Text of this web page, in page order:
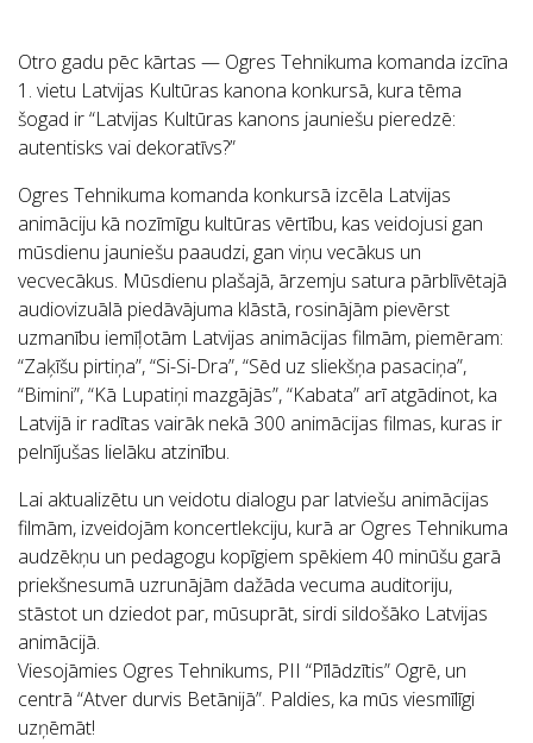
Otro gadu pēc kārtas — Ogres Tehnikuma komanda izcīna
1. vietu Latvijas Kultūras kanona konkursā, kura tēma
šogad ir “Latvijas Kultūras kanons jauniešu pieredzē:
autentisks vai dekoratīvs?”
Ogres Tehnikuma komanda konkursā izcēla Latvijas
animāciju kā nozīmīgu kultūras vērtību, kas veidojusi gan
mūsdienu jauniešu paaudzi, gan viņu vecākus un
vecvecākus. Mūsdienu plašajā, ārzemju satura pārblīvētajā
audiovizuālā piedāvājuma klāstā, rosinājām pievērst
uzmanību iemīļotām Latvijas animācijas filmām, piemēram:
“Zaķīšu pirtiņa”, “Si-Si-Dra”, “Sēd uz sliekšņa pasaciņa”,
“Bimini”, “Kā Lupatiņi mazgājās”, “Kabata” arī atgādinot, ka
Latvijā ir radītas vairāk nekā 300 animācijas filmas, kuras ir
pelnījušas lielāku atzinību.
Lai aktualizētu un veidotu dialogu par latviešu animācijas
filmām, izveidojām koncertlekciju, kurā ar Ogres Tehnikuma
audzēkņu un pedagogu kopīgiem spēkiem 40 minūšu garā
priekšnesumā uzrunājām dažāda vecuma auditoriju,
stāstot un dziedot par, mūsuprāt, sirdi sildošāko Latvijas
animācijā.
Viesojāmies Ogres Tehnikums, PII “Pīlādzītis” Ogrē, un
centrā “Atver durvis Betānijā”. Paldies, ka mūs viesmīlīgi
uzņēmāt!